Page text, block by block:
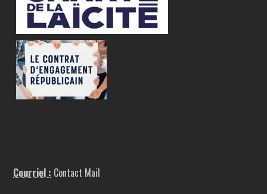
Courriel : Contact Mail